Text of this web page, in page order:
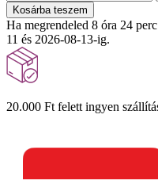
Kosárba teszem
Ha megrendeled 8 óra 24
11 és 2026-08-13-ig.
20.000 Ft felett ingyen